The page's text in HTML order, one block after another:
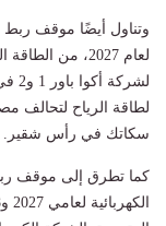
وتناول أيضًا موقف ربط
لعام 2027، من
لطاقة الرياح لتحالف
سكاتك في رأس شقير.
كما تطرق إلى موقف